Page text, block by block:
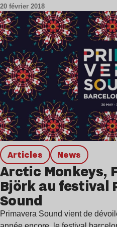
20 février 2018
Articles news
Arctic Monkeys,
Björk au festival
Sound
Primavera Sound vient de